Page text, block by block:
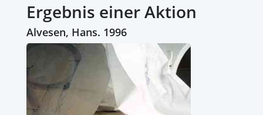
Ergebnis einer Aktion
Alvesen, Hans. 1996